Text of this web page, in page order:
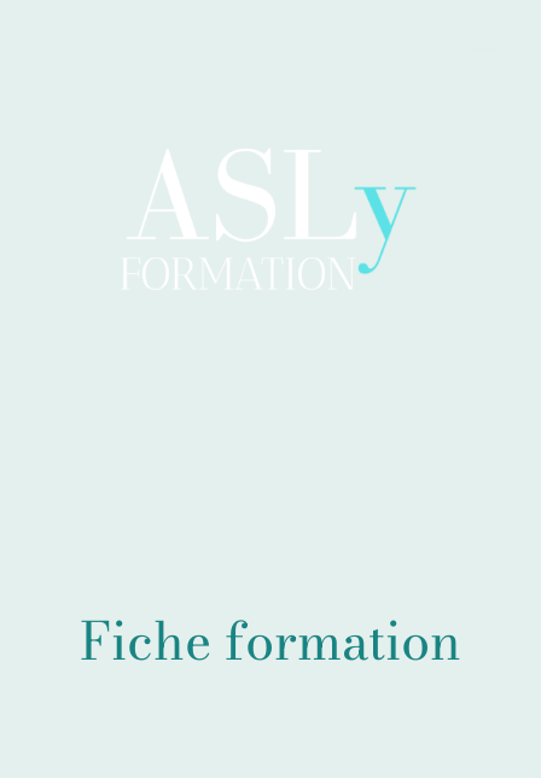
Fiche formation